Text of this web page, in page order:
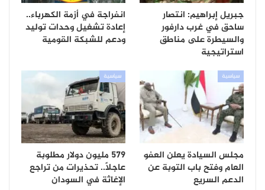
جبريل إبراهيم: انتصار
ساحق في غرب دارفور
والسيطرة على مناطق
استراتيجية
انفراجة في أزمة الكهرباء..
إعادة تشغيل وحدات توليد
ودعم للشبكة القومية
سياسية
مجلس السيادة يعلن العفو
العام وفتح باب التوبة عن
الدعم السريع
سياسية
579 مليون دولار مطلوبة
عاجلاً.. تحذيرات من تراجع
الإغاثة في السودان